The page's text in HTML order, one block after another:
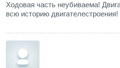
Ходовая часть неубиваема!
всю историю двигателестроения!